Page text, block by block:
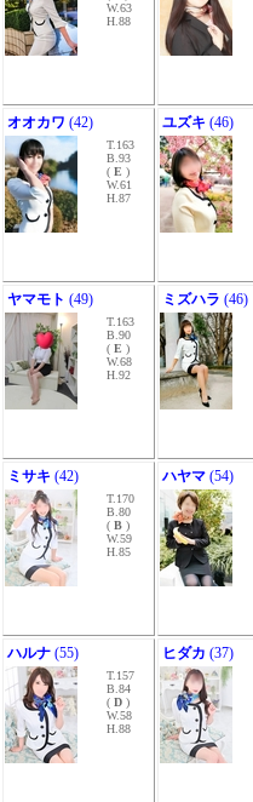
W.63
H.88
オオカワ (42)
T.163
B.93
( E )
W.61
H.87
ユズキ (46)
ヤマモト (49)
T.163
B.90
( E )
W.68
H.92
ミズハラ (46)
ミサキ (42)
T.170
B.80
( B )
W.59
H.85
ハヤマ (54)
ハルナ (55)
T.157
B.84
( D )
W.58
H.88
ヒダカ (37)